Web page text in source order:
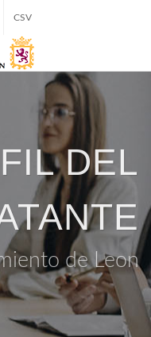
CSV
DEL
de Leon